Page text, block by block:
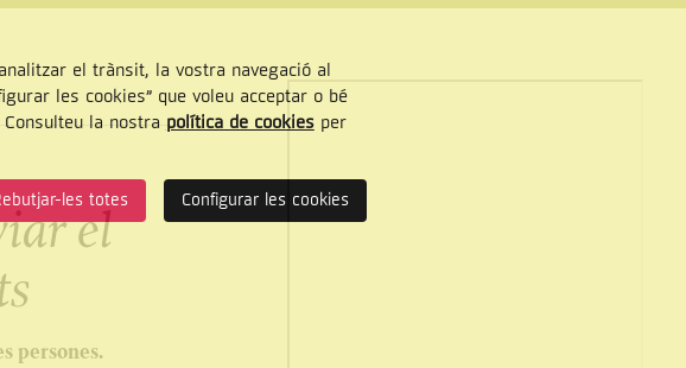
el
persones.
el trànsit, la vostra navegació al
les cookies” que voleu acceptar o bé
la nostra política de cookiesper
les totes Configurar les cookies